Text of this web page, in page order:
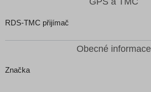
RDS-TMC přijímač
Obecné informace
Značka